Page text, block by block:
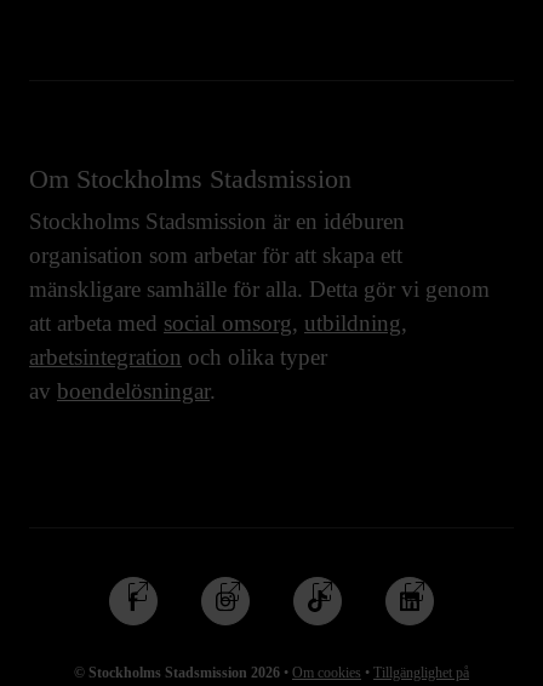
Om Stockholms Stadsmission
Stockholms Stadsmission är en idéburen
organisation som arbetar för att skapa ett
mänskligare samhälle för alla. Detta gör vi genom
att arbeta med social omsorg, utbildning,
arbetsintegration och olika typer
av boendelösningar.
© Stockholms Stadsmission 2026 • Om cookies • Tillgänglighet på
Följ
oss
Facebook
Följ
oss
Instagram
Följ
oss
TikTok
Följ
oss
Linkedin